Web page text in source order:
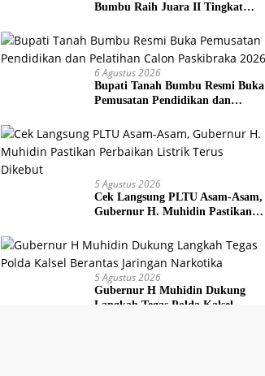
Bumbu Raih Juara II Tingkat
6 Agustus 2026
Bupati Tanah Bumbu Resmi Buka
Pemusatan Pendidikan dan
5 Agustus 2026
Cek Langsung PLTU Asam-Asam,
Gubernur H. Muhidin Pastikan
5 Agustus 2026
Gubernur H Muhidin Dukung
Langkah Tegas Polda Kalsel